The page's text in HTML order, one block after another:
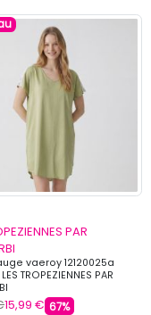
PAR
vaeroy 12120025a
TROPEZIENNES PAR
15,99 € 67%